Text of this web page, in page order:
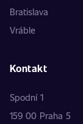
Bratislava
Vráble
Kontakt
Spodní 1
159 00 Praha 5